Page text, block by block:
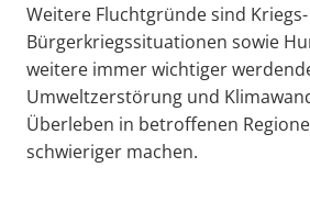
Weitere Fluchtgründe sind
Bürgerkriegssituationen sowie
weitere immer wichtiger
Umweltzerstörung und
Überleben in betroffenen
schwieriger machen.